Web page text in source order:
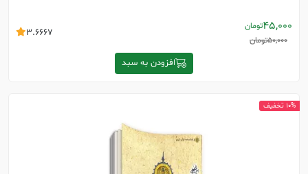
45,000تومان
50,000تومان
3.6667
افزودن به سبد
10% تخفیف